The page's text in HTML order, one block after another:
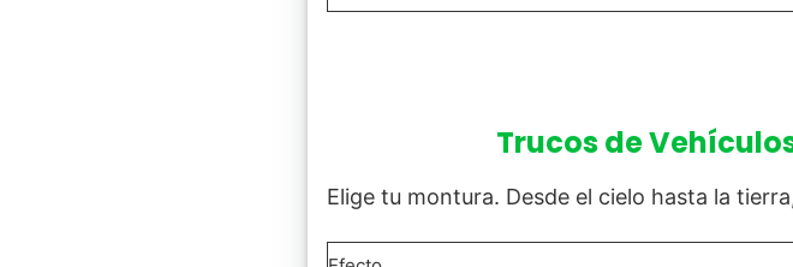
Trucos de
Elige tu montura. Desde el cielo hasta la